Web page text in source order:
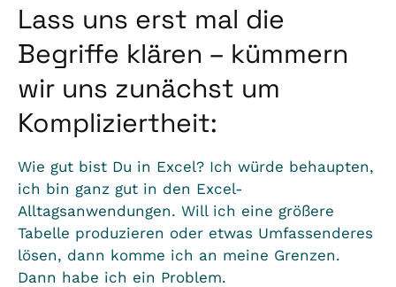
Lass uns erst mal die
Begriffe klären – kümmern
wir uns zunächst um
Kompliziertheit:
Wie gut bist Du in Excel? Ich würde behaupten,
ich bin ganz gut in den Excel-
Alltagsanwendungen. Will ich eine größere
Tabelle produzieren oder etwas Umfassenderes
lösen, dann komme ich an meine Grenzen.
Dann habe ich ein Problem.